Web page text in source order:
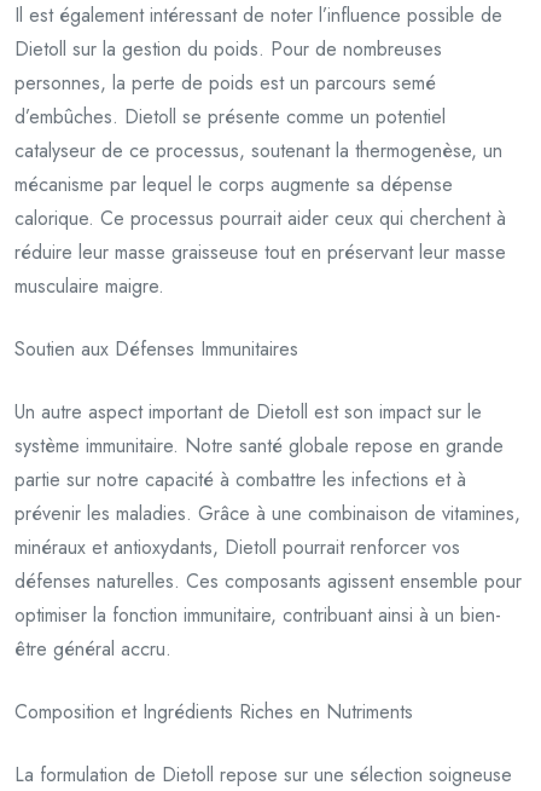
Il est également intéressant de noter l’influence possible de
Dietoll sur la gestion du poids. Pour de nombreuses
personnes, la perte de poids est un parcours semé
d’embûches. Dietoll se présente comme un potentiel
catalyseur de ce processus, soutenant la thermogenèse, un
mécanisme par lequel le corps augmente sa dépense
calorique. Ce processus pourrait aider ceux qui cherchent à
réduire leur masse graisseuse tout en préservant leur masse
musculaire maigre.
Soutien aux Défenses Immunitaires
Un autre aspect important de Dietoll est son impact sur le
système immunitaire. Notre santé globale repose en grande
partie sur notre capacité à combattre les infections et à
prévenir les maladies. Grâce à une combinaison de vitamines,
minéraux et antioxydants, Dietoll pourrait renforcer vos
défenses naturelles. Ces composants agissent ensemble pour
optimiser la fonction immunitaire, contribuant ainsi à un bien-
être général accru.
Composition et Ingrédients Riches en Nutriments
La formulation de Dietoll repose sur une sélection soigneuse